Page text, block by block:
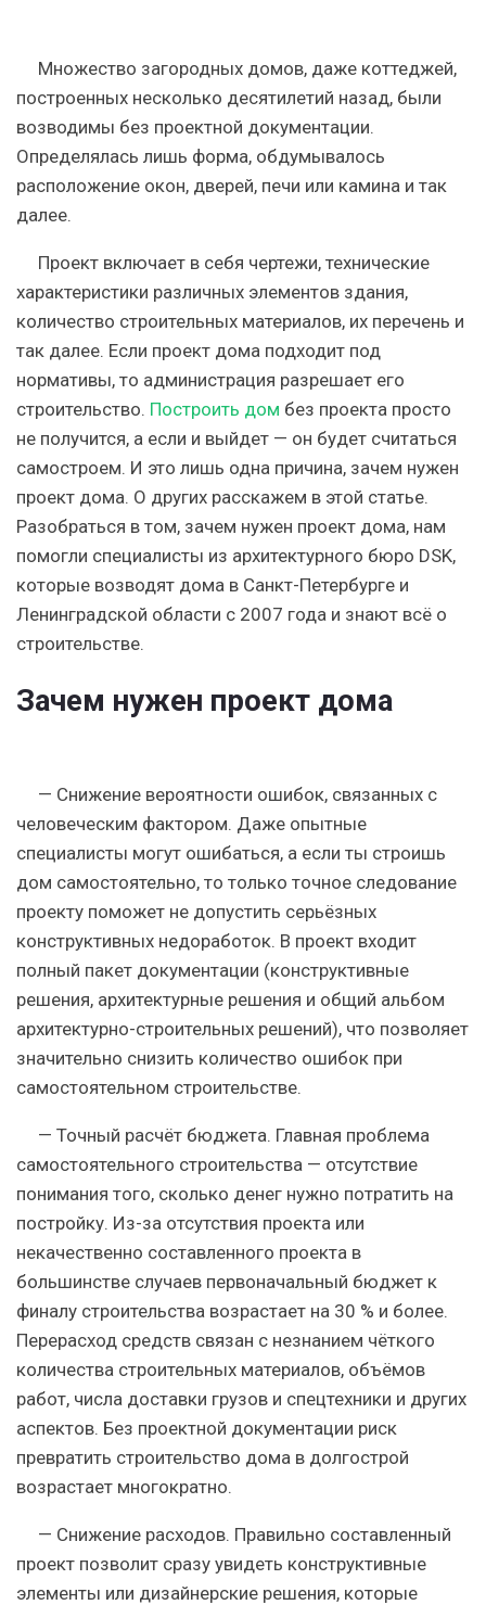
Множество загородных домов, даже коттеджей,
построенных несколько десятилетий назад, были
возводимы без проектной документации.
Определялась лишь форма, обдумывалось
расположение окон, дверей, печи или камина и так
далее.
Проект включает в себя чертежи, технические
характеристики различных элементов здания,
количество строительных материалов, их перечень и
так далее. Если проект дома подходит под
нормативы, то администрация разрешает его
строительство. Построить дом без проекта просто
не получится, а если и выйдет — он будет считаться
самостроем. И это лишь одна причина, зачем нужен
проект дома. О других расскажем в этой статье.
Разобраться в том, зачем нужен проект дома, нам
помогли специалисты из архитектурного бюро DSK,
которые возводят дома в Санкт-Петербурге и
Ленинградской области с 2007 года и знают всё о
строительстве.
Зачем нужен проект дома
— Снижение вероятности ошибок, связанных с
человеческим фактором. Даже опытные
специалисты могут ошибаться, а если ты строишь
дом самостоятельно, то только точное следование
проекту поможет не допустить серьёзных
конструктивных недоработок. В проект входит
полный пакет документации (конструктивные
решения, архитектурные решения и общий альбом
архитектурно-строительных решений), что позволяет
значительно снизить количество ошибок при
самостоятельном строительстве.
— Точный расчёт бюджета. Главная проблема
самостоятельного строительства — отсутствие
понимания того, сколько денег нужно потратить на
постройку. Из-за отсутствия проекта или
некачественно составленного проекта в
большинстве случаев первоначальный бюджет к
финалу строительства возрастает на 30 % и более.
Перерасход средств связан с незнанием чёткого
количества строительных материалов, объёмов
работ, числа доставки грузов и спецтехники и других
аспектов. Без проектной документации риск
превратить строительство дома в долгострой
возрастает многократно.
— Снижение расходов. Правильно составленный
проект позволит сразу увидеть конструктивные
элементы или дизайнерские решения, которые